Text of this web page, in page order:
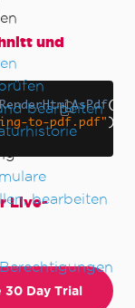
bearbeiten
bearbeiten
und
(
to-pdf.pdf" );
Live-
30 Day Trial